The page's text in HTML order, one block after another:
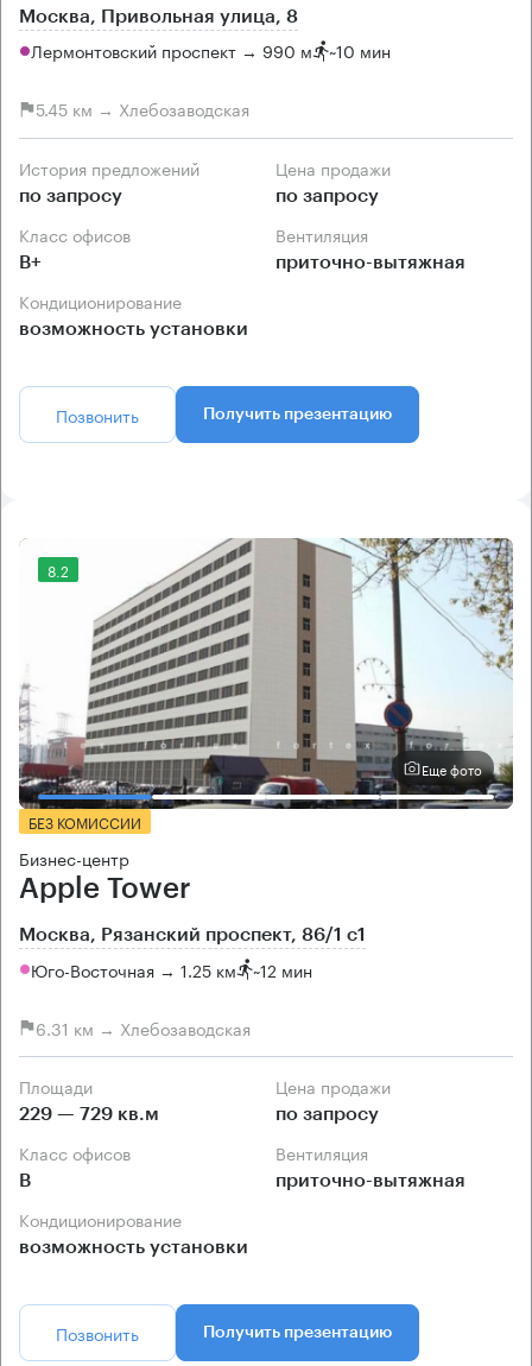
Москва, Привольная улица, 8
Лермонтовский проспект → 990 м ~10 мин
5.45 км → Хлебозаводская
История предложений
по запросу
Цена продажи
по запросу
Класс офисов
B+
Вентиляция
приточно-вытяжная
Кондиционирование
возможность установки
Позвонить Получить презентацию
8.2
Еще фото
БЕЗ КОМИССИИ
Бизнес-центр
Apple Tower
Москва, Рязанский проспект, 86/1 с1
Юго-Восточная → 1.25 км ~12 мин
6.31 км → Хлебозаводская
Площади
229 — 729 кв.м
Цена продажи
по запросу
Класс офисов
B
Вентиляция
приточно-вытяжная
Кондиционирование
возможность установки
Позвонить Получить презентацию